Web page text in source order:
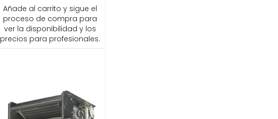
Añade al carrito y sigue el
proceso de compra para
ver la disponibilidad y los
precios para profesionales.